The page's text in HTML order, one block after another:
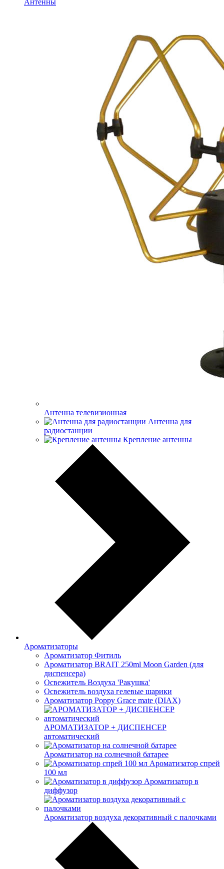
Антенна телевизионная
Антенна для
радиостанции
Крепление антенны
Ароматизаторы
Ароматизатор Фитиль
Ароматизатор BRAIT 250ml Moon Garden (для
диспенсера)
Освежитель Воздуха 'Ракушка'
Освежитель воздуха гелевые шарики
Ароматизатор Poppy Grace mate (DIAX)
АРОМАТИЗАТОР + ДИСПЕНСЕР
автоматический
Ароматизатор на солнечной батарее
Ароматизатор спрей
100 мл
Ароматизатор в
диффузор
Ароматизатор воздуха декоративный с палочками